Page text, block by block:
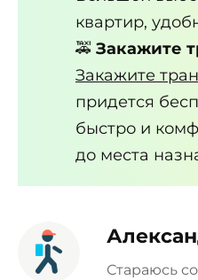
квартир,
🚕 Закажите
Закажите
придется
быстро и
до места
Стараюсь